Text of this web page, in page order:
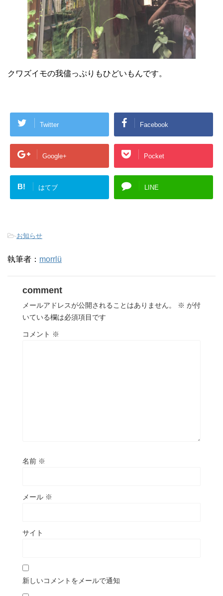
クワズイモの我儘っぷりもひどいもんです。
Twitter Facebook
Google+ Pocket
B! はてブ LINE
-お知らせ
執筆者： morrlü
comment
メールアドレスが公開されることはありません。 ※ が付
いている欄は必須項目です
コメント ※
名前 ※
メール ※
サイト
新しいコメントをメールで通知